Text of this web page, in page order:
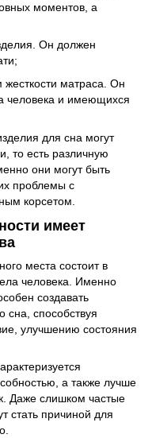
моментов, а
Он должен
матраса. Он
человека и имеющихся
для сна могут
то есть различную
они могут быть
проблемы с
корсетом.
имеет
места состоит в
человека. Именно
создавать
сна, способствуя
улучшению состояния
а также лучше
Даже слишком частые
стать причиной для